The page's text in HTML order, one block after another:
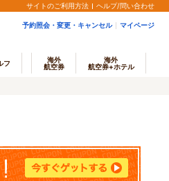
サイトのご利用方法 ヘルプ/問い合わせ
予約照会・変更・キャンセル マイページ
フ
海外
航空券
海外
航空券+ホテル